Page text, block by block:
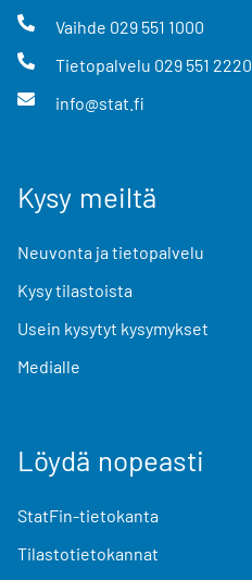
Vaihde 029 551 1000
Tietopalvelu 029 551 2220
info@stat.fi
Kysy meiltä
Neuvonta ja tietopalvelu
Kysy tilastoista
Usein kysytyt kysymykset
Medialle
Löydä nopeasti
StatFin-tietokanta
Tilastotietokannat